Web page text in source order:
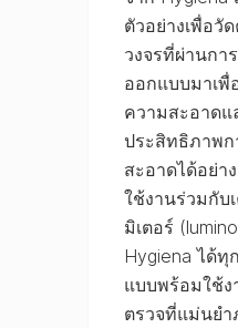
ตัวอย่างเพื่อวั
วงจรที่ผ่านกา
ออกแบบมาเพื่
ความสะอาด
ประสิทธิภาพก
สะอาดได้อย่า
ใช้งานร่วมกับ
มิเตอร์
Hygiena ได้
แบบพร้อมใช้ง
ตรวจที่แม่นยำ